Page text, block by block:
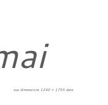
aux dimensions 1240 × 1755 dans